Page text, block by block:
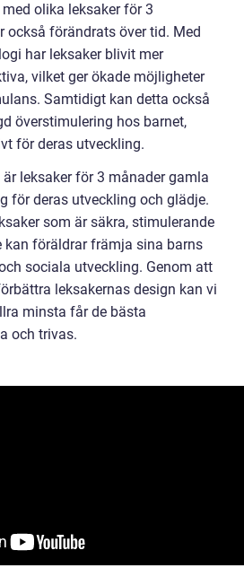
olika leksaker för 3
också förändrats över tid. Med
har leksaker blivit mer
vilket ger ökade möjligheter
Samtidigt kan detta också
överstimulering hos barnet,
för deras utveckling.
leksaker för 3 månader gamla
för deras utveckling och glädje.
som är säkra, stimulerande
kan föräldrar främja sina barns
sociala utveckling. Genom att
leksakernas design kan vi
minsta får de bästa
och trivas.